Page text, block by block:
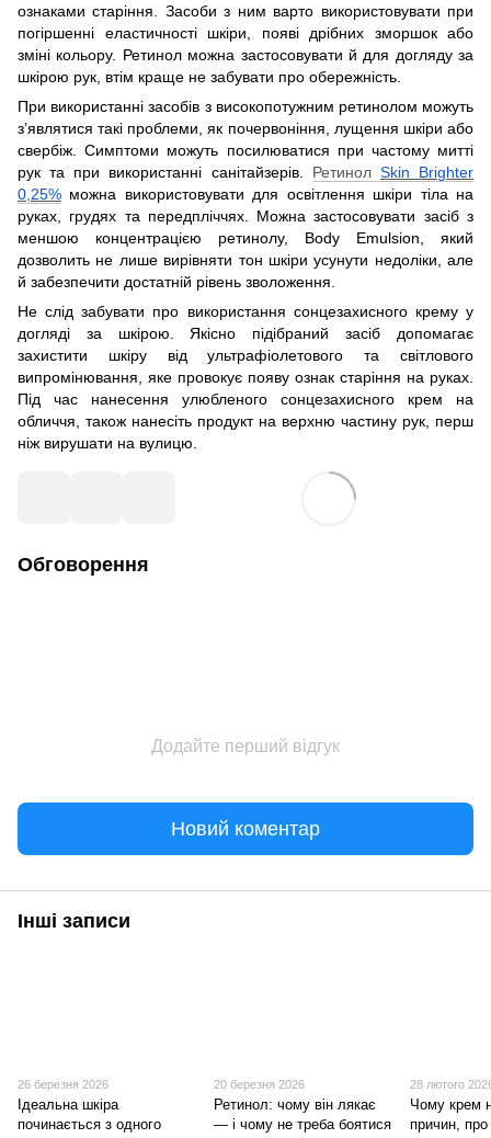
ознаками старіння. Засоби з ним варто використовувати при
погіршенні еластичності шкіри, появі дрібних зморшок або
зміні кольору. Ретинол можна застосовувати й для догляду за
шкірою рук, втім краще не забувати про обережність.
При використанні засобів з високопотужним ретинолом можуть
з’являтися такі проблеми, як почервоніння, лущення шкіри або
свербіж. Симптоми можуть посилюватися при частому митті
рук та при використанні санітайзерів. Ретинол Skin Brighter
0,25% можна використовувати для освітлення шкіри тіла на
руках, грудях та передпліччях. Можна застосовувати засіб з
меншою концентрацією ретинолу, Body Emulsion, який
дозволить не лише вирівняти тон шкіри усунути недоліки, але
й забезпечити достатній рівень зволоження.
Не слід забувати про використання сонцезахисного крему у
догляді за шкірою. Якісно підібраний засіб допомагає
захистити шкіру від ультрафіолетового та світлового
випромінювання, яке провокує появу ознак старіння на руках.
Під час нанесення улюбленого сонцезахисного крем на
обличчя, також нанесіть продукт на верхню частину рук, перш
ніж вирушати на вулицю.
Обговорення
Додайте перший відгук
Новий коментар
Інші записи
26 березня 2026
Ідеальна шкіра
починається з одного
20 березня 2026
Ретинол: чому він лякає
— і чому не треба боятися
28 лютого
Чому крем
причин, про